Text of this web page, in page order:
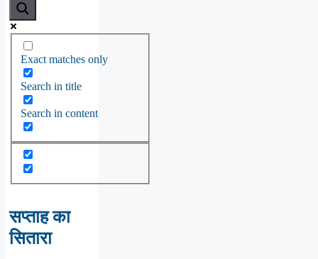
Exact matches only
Search in title
Search in content
सप्ताह का
सितारा